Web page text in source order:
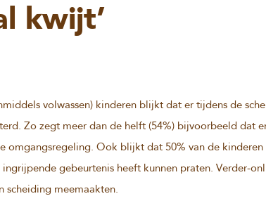
kwijt’
volwassen) kinderen blijkt dat er tijdens de
Zo zegt meer dan de helft (54%) bijvoorbeeld dat
omgangsregeling. Ook blijkt dat 50% van de kinderen
gebeurtenis heeft kunnen praten. Verder-
scheiding meemaakten.